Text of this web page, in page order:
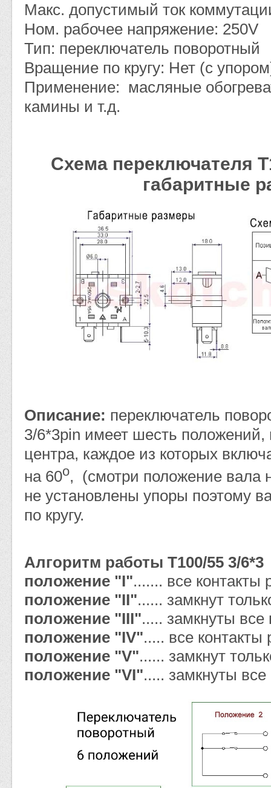
Макс. допустимый ток
Ном. рабочее напряжение: 250V
Тип: переключатель поворотный
Вращение по кругу: Нет (с
Применение: масляные
камины и т.д.
Схема переключателя
габаритные
Описание: переключатель
3/6*3pin имеет шесть положений,
центра, каждое из которых
на 60о, (смотри положение вала
не установлены упоры поэтому
по кругу.
Алгоритм работы Т100/55 3/6*3
положение "I"....... все контакты
положение "II"...... замкнут
положение "III"..... замкнуты
положение "IV"..... все контакты
положение "V"...... замкнут
положение "VI"..... замкнуты